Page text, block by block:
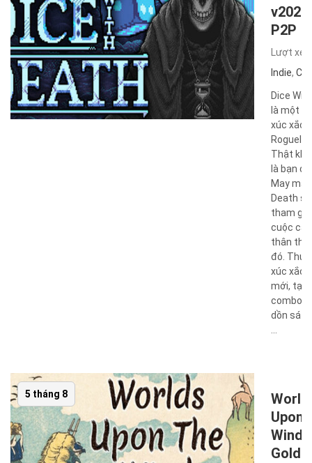
P2P
Lượt
Indie,
Dice
là một
xúc xắc
Thật
là bạn
May
Death
tham
cuộc
thân
đó. Thu
xúc xắc
mới, tạo
combo
dồn sát
5 tháng 8
Upon
Wind-